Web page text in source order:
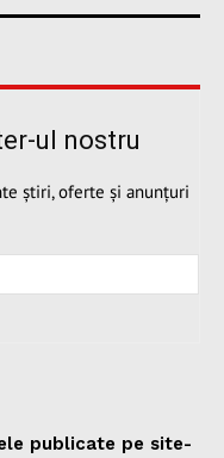
ul nostru
știri, oferte și anunțuri
publicate pe site-